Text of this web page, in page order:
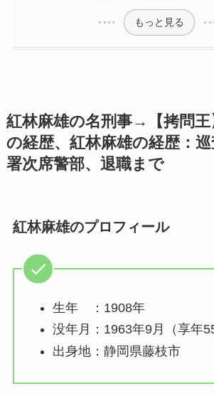
もっと見る
紅林麻雄の名刑事→​【拷問
の経歴、紅林麻雄の経歴：
署次席警部、退職まで
紅林麻雄のプロフィール
生年 ：1908年
没年月：1963年9月（享年55
出身地：静岡県藤枝市